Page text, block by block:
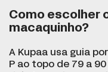
Como escolher
macaquinho?
A Kupaa usa guia
P ao topo de 79 a